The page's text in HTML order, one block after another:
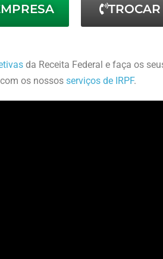
da Receita Federal e faça os
os nossos serviços de IRPF.